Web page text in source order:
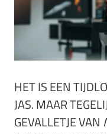
HET IS EEN
JAS. MAAR
GEVALLETJE VAN